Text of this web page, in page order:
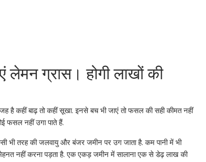
ग्रास। होगी लाखों की
कहीं बाढ़ तो कहीं सूखा. इनसे बच भी जाएं तो फसल की सही कीमत नहीं
फसल नहीं उगा पाते हैं.
भी तरह की जलवायु और बंजर जमीन पर उग जाता है. कम पानी में भी
नहीं करना पड़ता है. एक एकड़ जमीन में सालाना एक से डेढ़ लाख की